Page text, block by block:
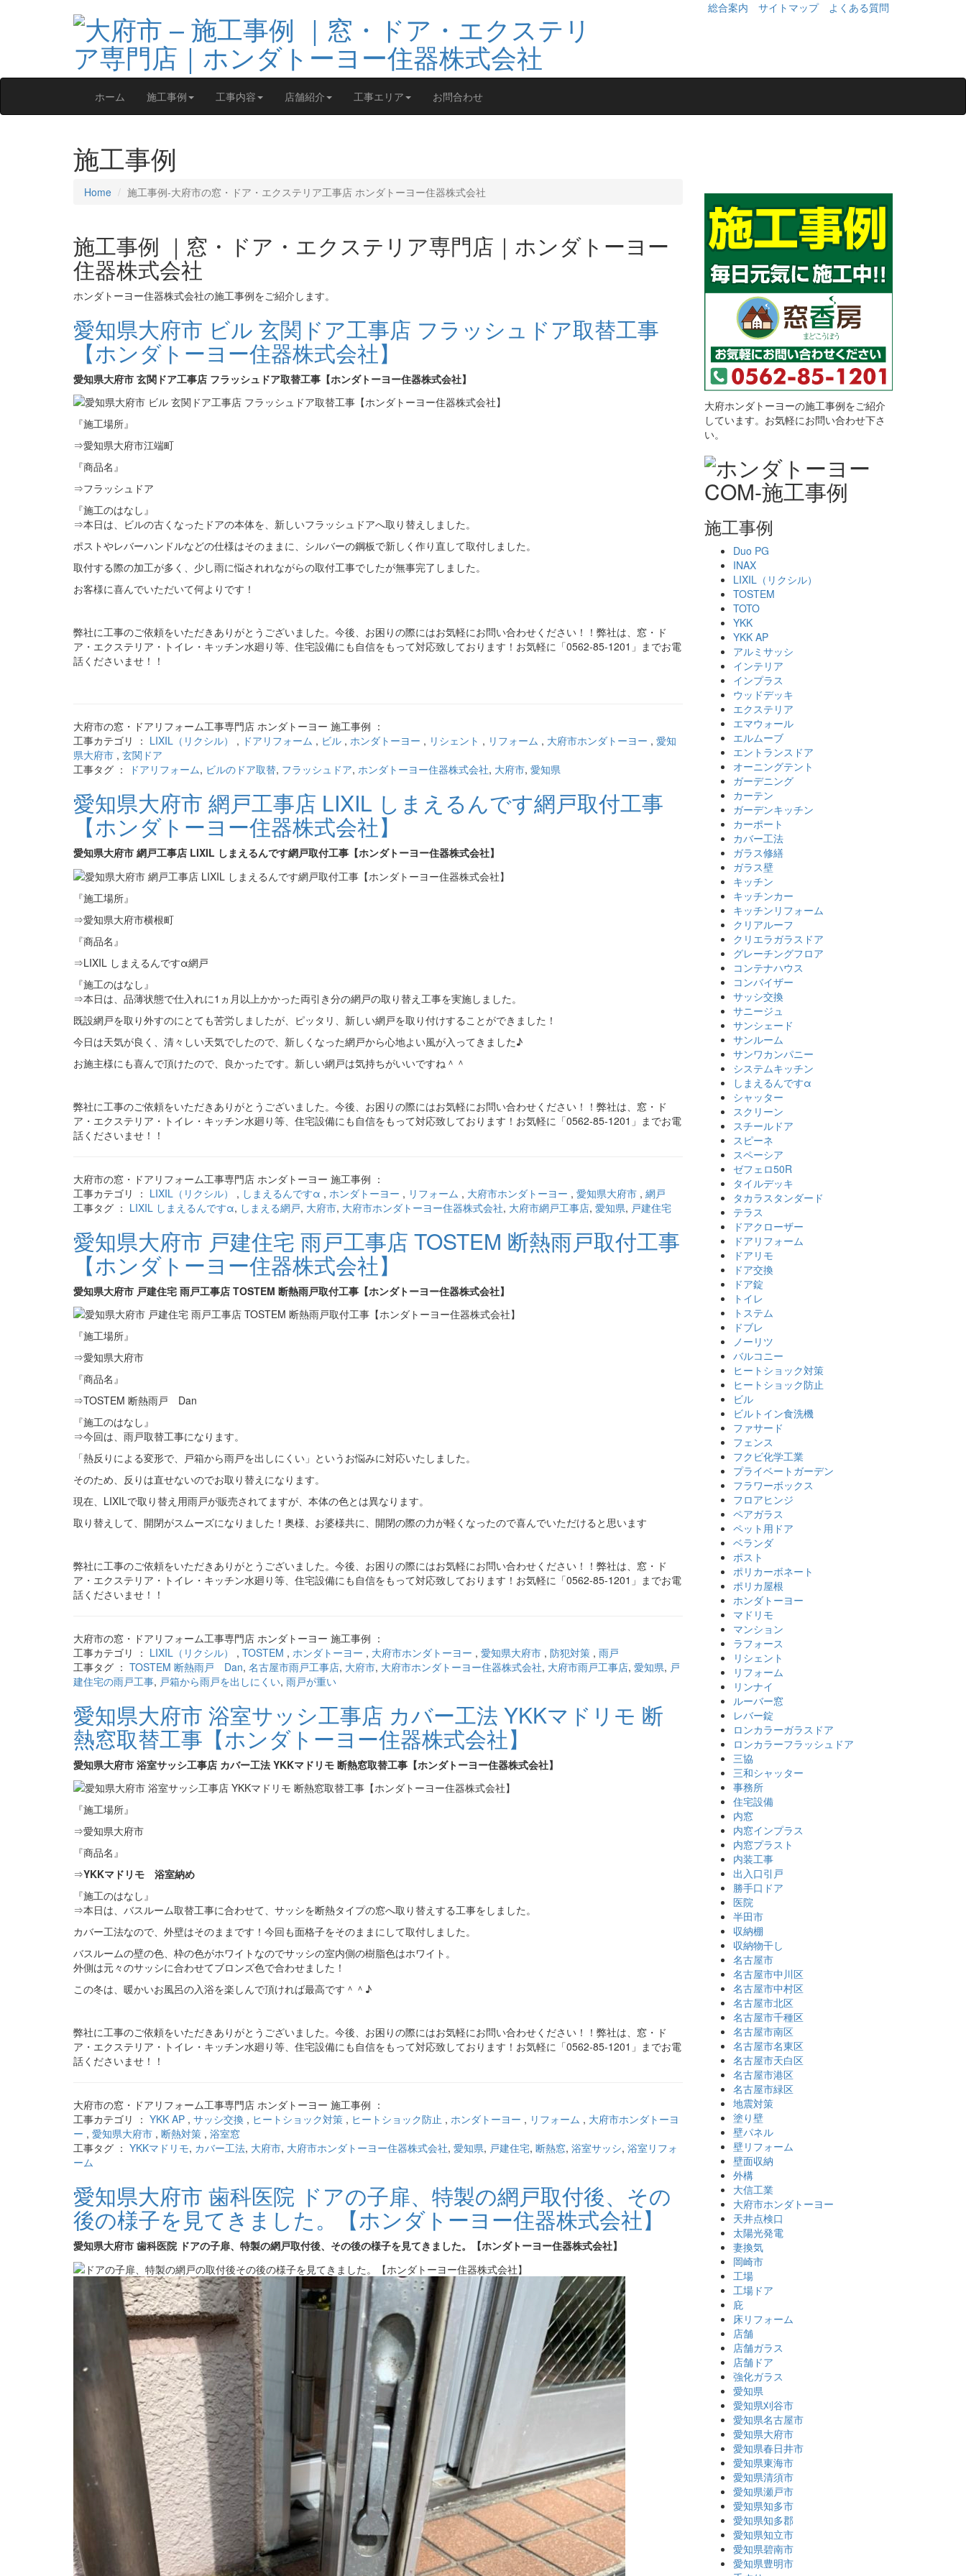
総合案内 サイトマップ よくある質問
ホーム 施工事例 工事内容 店舗紹介 工事エリア お問合わせ
施工事例
Home 施工事例‐大府市の窓・ドア・エクステリア工事店 ホンダトーヨー住器株式会社
施工事例 ｜窓・ドア・エクステリア専門店｜ホンダトーヨー
住器株式会社
ホンダトーヨー住器株式会社の施工事例をご紹介します。
愛知県大府市 ビル 玄関ドア工事店 フラッシュドア取替工事
【ホンダトーヨー住器株式会社】
愛知県大府市 玄関ドア工事店 フラッシュドア取替工事【ホンダトーヨー住器株式会社】
『施工場所』
⇒愛知県大府市江端町
『商品名』
⇒フラッシュドア
『施工のはなし』
⇒本日は、ビルの古くなったドアの本体を、新しいフラッシュドアへ取り替えしました。
ポストやレバーハンドルなどの仕様はそのままに、シルバーの鋼板で新しく作り直して取付しました。
取付する際の加工が多く、少し雨に悩されれながらの取付工事でしたが無事完了しました。
お客様に喜んでいただいて何よりです！
弊社に工事のご依頼をいただきありがとうございました。今後、お困りの際にはお気軽にお問い合わせください！！弊社は、窓・ド
ア・エクステリア・トイレ・キッチン水廻り等、住宅設備にも自信をもって対応致しております！お気軽に「0562-85-1201」までお電
話くださいませ！！
大府市の窓・ドアリフォーム工事専門店 ホンダトーヨー 施工事例 ：
工事カテゴリ ： LIXIL（リクシル） , ドアリフォーム , ビル , ホンダトーヨー , リシェント , リフォーム , 大府市ホンダトーヨー , 愛知
県大府市 , 玄関ドア
工事タグ ：
ドアリフォーム, ビルのドア取替, フラッシュドア, ホンダトーヨー住器株式会社, 大府市, 愛知県
愛知県大府市 網戸工事店 LIXIL しまえるんです網戸取付工事
【ホンダトーヨー住器株式会社】
愛知県大府市 網戸工事店 LIXIL しまえるんです網戸取付工事【ホンダトーヨー住器株式会社】
『施工場所』
⇒愛知県大府市横根町
『商品名』
⇒LIXIL しまえるんですα網戸
『施工のはなし』
⇒本日は、品薄状態で仕入れに1ヵ月以上かかった両引き分の網戸の取り替え工事を実施しました。
既設網戸を取り外すのにとても苦労しましたが、ピッタリ、新しい網戸を取り付けすることができました！
今日は天気が良く、清々しい天気でしたので、新しくなった網戸から心地よい風が入ってきました♪
お施主様にも喜んで頂けたので、良かったです。新しい網戸は気持ちがいいですね＾＾
弊社に工事のご依頼をいただきありがとうございました。今後、お困りの際にはお気軽にお問い合わせください！！弊社は、窓・ド
ア・エクステリア・トイレ・キッチン水廻り等、住宅設備にも自信をもって対応致しております！お気軽に「0562-85-1201」までお電
話くださいませ！！
大府市の窓・ドアリフォーム工事専門店 ホンダトーヨー 施工事例 ：
工事カテゴリ ： LIXIL（リクシル） , しまえるんですα , ホンダトーヨー , リフォーム , 大府市ホンダトーヨー , 愛知県大府市 , 網戸
工事タグ ： LIXIL しまえるんですα, しまえる網戸, 大府市, 大府市ホンダトーヨー住器株式会社, 大府市網戸工事店, 愛知県, 戸建住宅
愛知県大府市 戸建住宅 雨戸工事店 TOSTEM 断熱雨戸取付工事
【ホンダトーヨー住器株式会社】
愛知県大府市 戸建住宅 雨戸工事店 TOSTEM 断熱雨戸取付工事【ホンダトーヨー住器株式会社】
『施工場所』
⇒愛知県大府市
『商品名』
⇒TOSTEM 断熱雨戸 Dan
『施工のはなし』
⇒今回は、雨戸取替工事になります。
「熱反りによる変形で、戸箱から雨戸を出しにくい」というお悩みに対応いたしました。
そのため、反りは直せないのでお取り替えになります。
現在、LIXILで取り替え用雨戸が販売されてますが、本体の色とは異なります。
取り替えして、開閉がスムーズになりました！奥様、お婆様共に、開閉の際の力が軽くなったので喜んでいただけると思います
弊社に工事のご依頼をいただきありがとうございました。今後、お困りの際にはお気軽にお問い合わせください！！弊社は、窓・ド
ア・エクステリア・トイレ・キッチン水廻り等、住宅設備にも自信をもって対応致しております！お気軽に「0562-85-1201」までお電
話くださいませ！！
大府市の窓・ドアリフォーム工事専門店 ホンダトーヨー 施工事例 ：
工事カテゴリ ： LIXIL（リクシル） , TOSTEM , ホンダトーヨー , 大府市ホンダトーヨー , 愛知県大府市 , 防犯対策 , 雨戸
工事タグ ： TOSTEM 断熱雨戸 Dan, 名古屋市雨戸工事店, 大府市, 大府市ホンダトーヨー住器株式会社, 大府市雨戸工事店, 愛知県, 戸
建住宅の雨戸工事, 戸箱から雨戸を出しにくい, 雨戸が重い
愛知県大府市 浴室サッシ工事店 カバー工法 YKKマドリモ 断
熱窓取替工事【ホンダトーヨー住器株式会社】
愛知県大府市 浴室サッシ工事店 カバー工法 YKKマドリモ 断熱窓取替工事【ホンダトーヨー住器株式会社】
『施工場所』
⇒愛知県大府市
『商品名』
⇒YKKマドリモ 浴室納め
『施工のはなし』
⇒本日は、バスルーム取替工事に合わせて、サッシを断熱タイプの窓へ取り替えする工事をしました。
カバー工法なので、外壁はそのままです！今回も面格子をそのままにして取付しました。
バスルームの壁の色、枠の色がホワイトなのでサッシの室内側の樹脂色はホワイト。
外側は元々のサッシに合わせてブロンズ色で合わせました！
この冬は、暖かいお風呂の入浴を楽しんで頂ければ最高です＾＾♪
弊社に工事のご依頼をいただきありがとうございました。今後、お困りの際にはお気軽にお問い合わせください！！弊社は、窓・ド
ア・エクステリア・トイレ・キッチン水廻り等、住宅設備にも自信をもって対応致しております！お気軽に「0562-85-1201」までお電
話くださいませ！！
大府市の窓・ドアリフォーム工事専門店 ホンダトーヨー 施工事例 ：
工事カテゴリ ： YKK AP , サッシ交換 , ヒートショック対策 , ヒートショック防止 , ホンダトーヨー , リフォーム , 大府市ホンダトーヨ
ー , 愛知県大府市 , 断熱対策 , 浴室窓
工事タグ ： YKKマドリモ, カバー工法, 大府市, 大府市ホンダトーヨー住器株式会社, 愛知県, 戸建住宅, 断熱窓, 浴室サッシ, 浴室リフォ
ーム
愛知県大府市 歯科医院 ドアの子扉、特製の網戸取付後、その
後の様子を見てきました。【ホンダトーヨー住器株式会社】
愛知県大府市 歯科医院 ドアの子扉、特製の網戸取付後、その後の様子を見てきました。【ホンダトーヨー住器株式会社】
大府ホンダトーヨーの施工事例をご紹介
しています。お気軽にお問い合わせ下さ
い。
施工事例
Duo PG
INAX
LIXIL（リクシル）
TOSTEM
TOTO
YKK
YKK AP
アルミサッシ
インテリア
インプラス
ウッドデッキ
エクステリア
エマウォール
エルムーブ
エントランスドア
オーニングテント
ガーデニング
カーテン
ガーデンキッチン
カーポート
カバー工法
ガラス修繕
ガラス壁
キッチン
キッチンカー
キッチンリフォーム
クリアルーフ
クリエラガラスドア
グレーチングフロア
コンテナハウス
コンバイザー
サッシ交換
サニージュ
サンシェード
サンルーム
サンワカンパニー
システムキッチン
しまえるんですα
シャッター
スクリーン
スチールドア
スピーネ
スペーシア
ゼフェロ50R
タイルデッキ
タカラスタンダード
テラス
ドアクローザー
ドアリフォーム
ドアリモ
ドア交換
ドア錠
トイレ
トステム
ドブレ
ノーリツ
バルコニー
ヒートショック対策
ヒートショック防止
ビル
ビルトイン食洗機
ファサード
フェンス
フクビ化学工業
プライベートガーデン
フラワーボックス
フロアヒンジ
ペアガラス
ペット用ドア
ベランダ
ポスト
ポリカーボネート
ポリカ屋根
ホンダトーヨー
マドリモ
マンション
ラフォース
リシェント
リフォーム
リンナイ
ルーバー窓
レバー錠
ロンカラーガラスドア
ロンカラーフラッシュドア
三協
三和シャッター
事務所
住宅設備
内窓
内窓インプラス
内窓プラスト
内装工事
出入口引戸
勝手口ドア
医院
半田市
収納棚
収納物干し
名古屋市
名古屋市中川区
名古屋市中村区
名古屋市北区
名古屋市千種区
名古屋市南区
名古屋市名東区
名古屋市天白区
名古屋市港区
名古屋市緑区
地震対策
塗り壁
壁パネル
壁リフォーム
壁面収納
外構
大信工業
大府市ホンダトーヨー
天井点検口
太陽光発電
妻換気
岡崎市
工場
工場ドア
庇
床リフォーム
店舗
店舗ガラス
店舗ドア
強化ガラス
愛知県
愛知県刈谷市
愛知県名古屋市
愛知県大府市
愛知県春日井市
愛知県東海市
愛知県清須市
愛知県瀬戸市
愛知県知多市
愛知県知多郡
愛知県知立市
愛知県碧南市
愛知県豊明市